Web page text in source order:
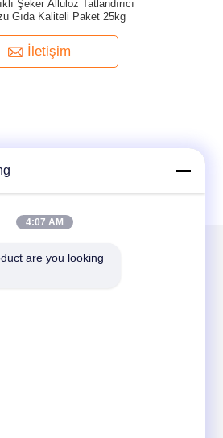
Şeker Alluloz Tatlandırıcı
Gıda Kaliteli Paket 25kg
İletişim
4:07 AM
are you looking